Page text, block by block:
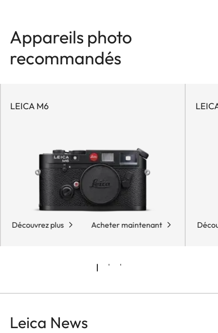
Appareils photo
recommandés
LEICA M6
Découvrez plus Acheter maintenant
Leica News